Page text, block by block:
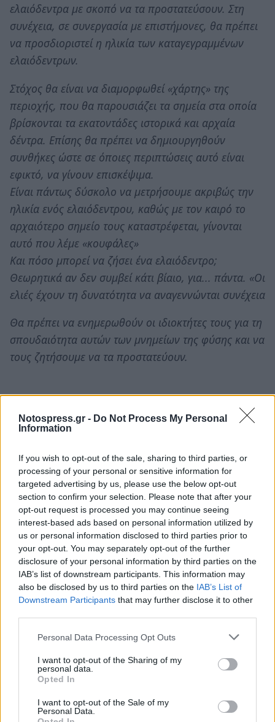
Notospress.gr - Do Not Process My Personal
Information
If you wish to opt-out of the sale, sharing to third parties, or
processing of your personal or sensitive information for
targeted advertising by us, please use the below opt-out
section to confirm your selection. Please note that after your
opt-out request is processed you may continue seeing
interest-based ads based on personal information utilized by
us or personal information disclosed to third parties prior to
your opt-out. You may separately opt-out of the further
disclosure of your personal information by third parties on the
IAB’s list of downstream participants. This information may
also be disclosed by us to third parties on the IAB’s List of
Downstream Participants that may further disclose it to other
Personal Data Processing Opt Outs
I want to opt-out of the Sharing of my
personal data.
Opted In
I want to opt-out of the Sale of my
Personal Data.
ελαιόδεντρα με σκοπό να τα προστατεύσουν. Στη
συνέχεια, σε συνεργασία με επιστήμονες, θα πρέπει
να προσδιοριστεί η ηλικία των καταγεγραμμένων
ελαιόδεντρων.
Στόχος θα είναι να διαμορφωθεί «χάρτης» της
περιοχής, που θα παρουσιάζει τα σημεία στα οποία
βρίσκονται τα εκατοντάδες ιστορικά και αρχαία
δέντρα. Επίσης θα πρέπει να δημιουργηθούν
συνθήκες ώστε σε όποιες περιπτώσεις αυτό είναι
εφικτό, να γίνουν επισκέψιμα.
Είναι πάντως δύσκολο να μετρήσουμε ακριβώς την
ηλικία ενός ελαιόδεντρου, καθώς με τον καιρό το
αρχαιότερο σημείο τους καταστρέφεται, γίνονται
αυτό που λέμε «κουφάλες»
Και πόσο μπορεί να ζήσει ένα ελαιόδεντρο;
Θεωρητικά αν δεν συμβεί κάτι βίαιο, για... πάντα. «Οι
ελιές έχουν τη δυνατότητα να αναγεννώνται συνέχεια
Θα πρέπει να ενημερωθούν οι ιδιοκτήτες τους για τη
σπουδαιότητα αυτών των μνημείων της φύσης και να
τους ζητήσουμε να τα προστατεύουν.
υπεραιωνόβιες ελιές θα μπορούσαν να κατοπτεύουν
τα όρη και τα πελάγη για πάντα, αν δεν τις
εξολόθρευε λίγο λίγο η «ανάπτυξη».
Σύνδεσμοι ελαιοπαραγωγών, πολιτιστικοί σύλλογοι,
κάτοικοι, μικρά παιδιά πρέπει να ενώσουν τις
δυνάμεις τους για να σώσουν τις μοναδικές
αρχαιότητες της Φύσης.
Στην περιοχή μας, αυτές οι ελιές γλύτωσαν από την
λαίλαπα των Τουρκαλβανών κατά τα Ορλωφικά και
στην συνέχεια από τον Ιμπραήμ πασά, που με
ορμητήριο τους Μολάους, λεηλάτησε και κατάκαψε
όλη την περιοχή.
Είναι δυνατόν εμείς, να αφήσουμε να καταστραφούν
τώρα, όσες έμειναν ως τις μέρες μας;